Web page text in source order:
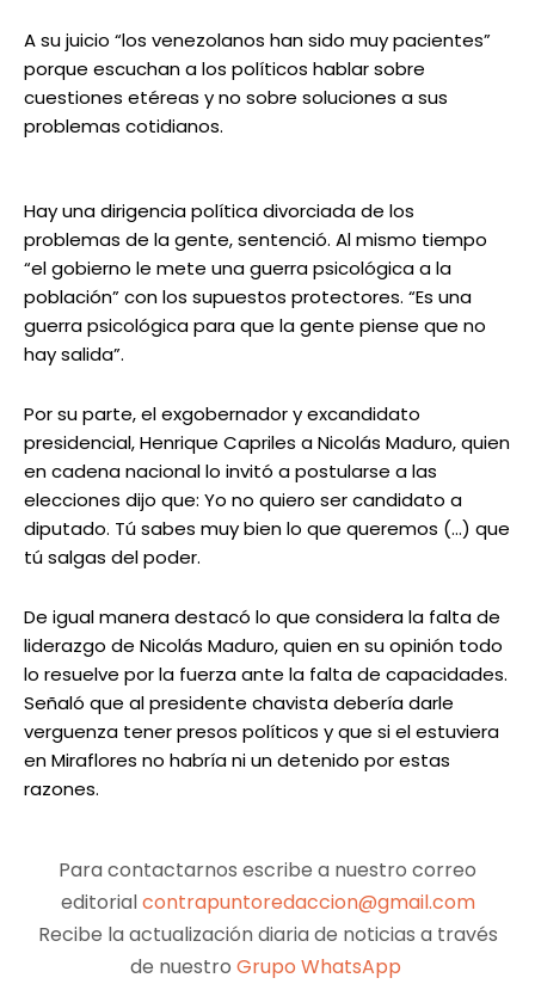
A su juicio “los venezolanos han sido muy pacientes”
porque escuchan a los políticos hablar sobre
cuestiones etéreas y no sobre soluciones a sus
problemas cotidianos.
Hay una dirigencia política divorciada de los
problemas de la gente, sentenció. Al mismo tiempo
“el gobierno le mete una guerra psicológica a la
población” con los supuestos protectores. “Es una
guerra psicológica para que la gente piense que no
hay salida”.
Por su parte, el exgobernador y excandidato
presidencial, Henrique Capriles a Nicolás Maduro, quien
en cadena nacional lo invitó a postularse a las
elecciones dijo que: Yo no quiero ser candidato a
diputado. Tú sabes muy bien lo que queremos (…) que
tú salgas del poder.
De igual manera destacó lo que considera la falta de
liderazgo de Nicolás Maduro, quien en su opinión todo
lo resuelve por la fuerza ante la falta de capacidades.
Señaló que al presidente chavista debería darle
verguenza tener presos políticos y que si el estuviera
en Miraflores no habría ni un detenido por estas
razones.
Para contactarnos escribe a nuestro correo
editorialcontrapuntoredaccion@gmail.com
Recibe la actualización diaria de noticias a través
de nuestro Grupo WhatsApp